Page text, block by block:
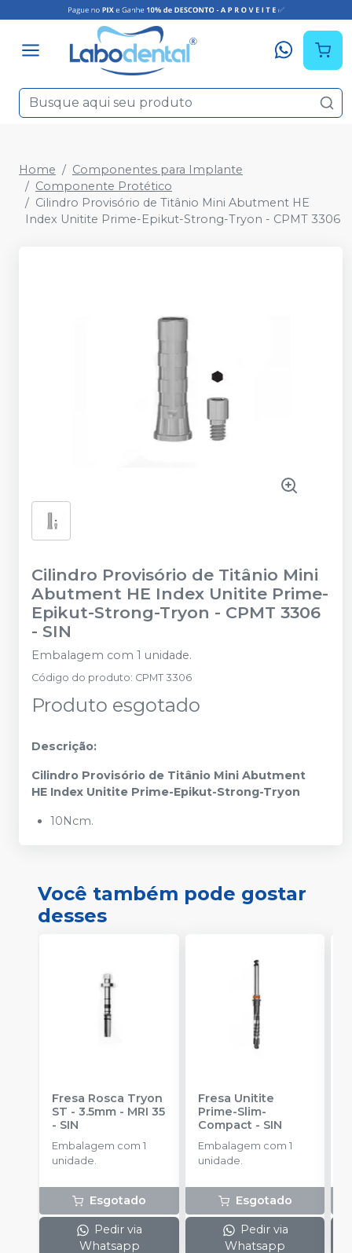
Home
Componentes para Implante
Componente Protético
Cilindro Provisório de Titânio Mini Abutment HE
Index Unitite Prime-Epikut-Strong-Tryon - CPMT 3306
Cilindro Provisório de Titânio Mini
Abutment HE Index Unitite Prime-
Epikut-Strong-Tryon - CPMT 3306
- SIN
Embalagem com 1 unidade.
Código do produto: CPMT 3306
Produto esgotado
Descrição:
Cilindro Provisório de Titânio Mini Abutment
HE Index Unitite Prime-Epikut-Strong-Tryon
10Ncm.
Você também pode gostar
desses
Fresa Rosca Tryon
ST - 3.5mm - MRI 35
- SIN
Embalagem com 1
unidade.
Esgotado
Pedir via
Whatsapp
Fresa Unitite
Prime-Slim-
Compact- SIN
Embalagem com 1
unidade.
Esgotado
Pedir via
Whatsapp